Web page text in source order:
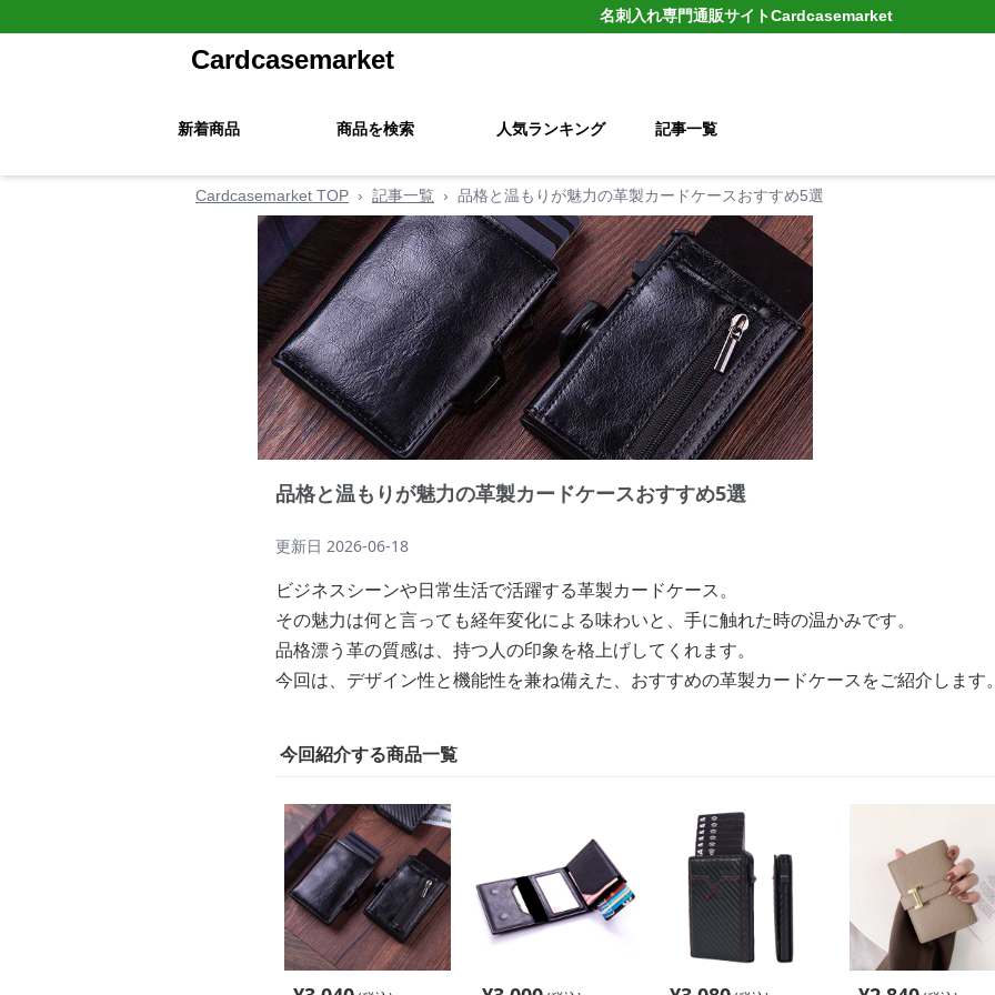
名刺入れ専門通販サイトCardcasemarket
Cardcasemarket
新着商品 商品を検索 人気ランキング 記事一覧
Cardcasemarket TOP › 記事一覧 › 品格と温もりが魅力の革製カードケースおすすめ5選
品格と温もりが魅力の革製カードケースおすすめ5選
更新日 2026-06-18
ビジネスシーンや日常生活で活躍する革製カードケース。
その魅力は何と言っても経年変化による味わいと、手に触れた時の温かみです。
品格漂う革の質感は、持つ人の印象を格上げしてくれます。
今回は、デザイン性と機能性を兼ね備えた、おすすめの革製カードケースをご紹介します
今回紹介する商品一覧